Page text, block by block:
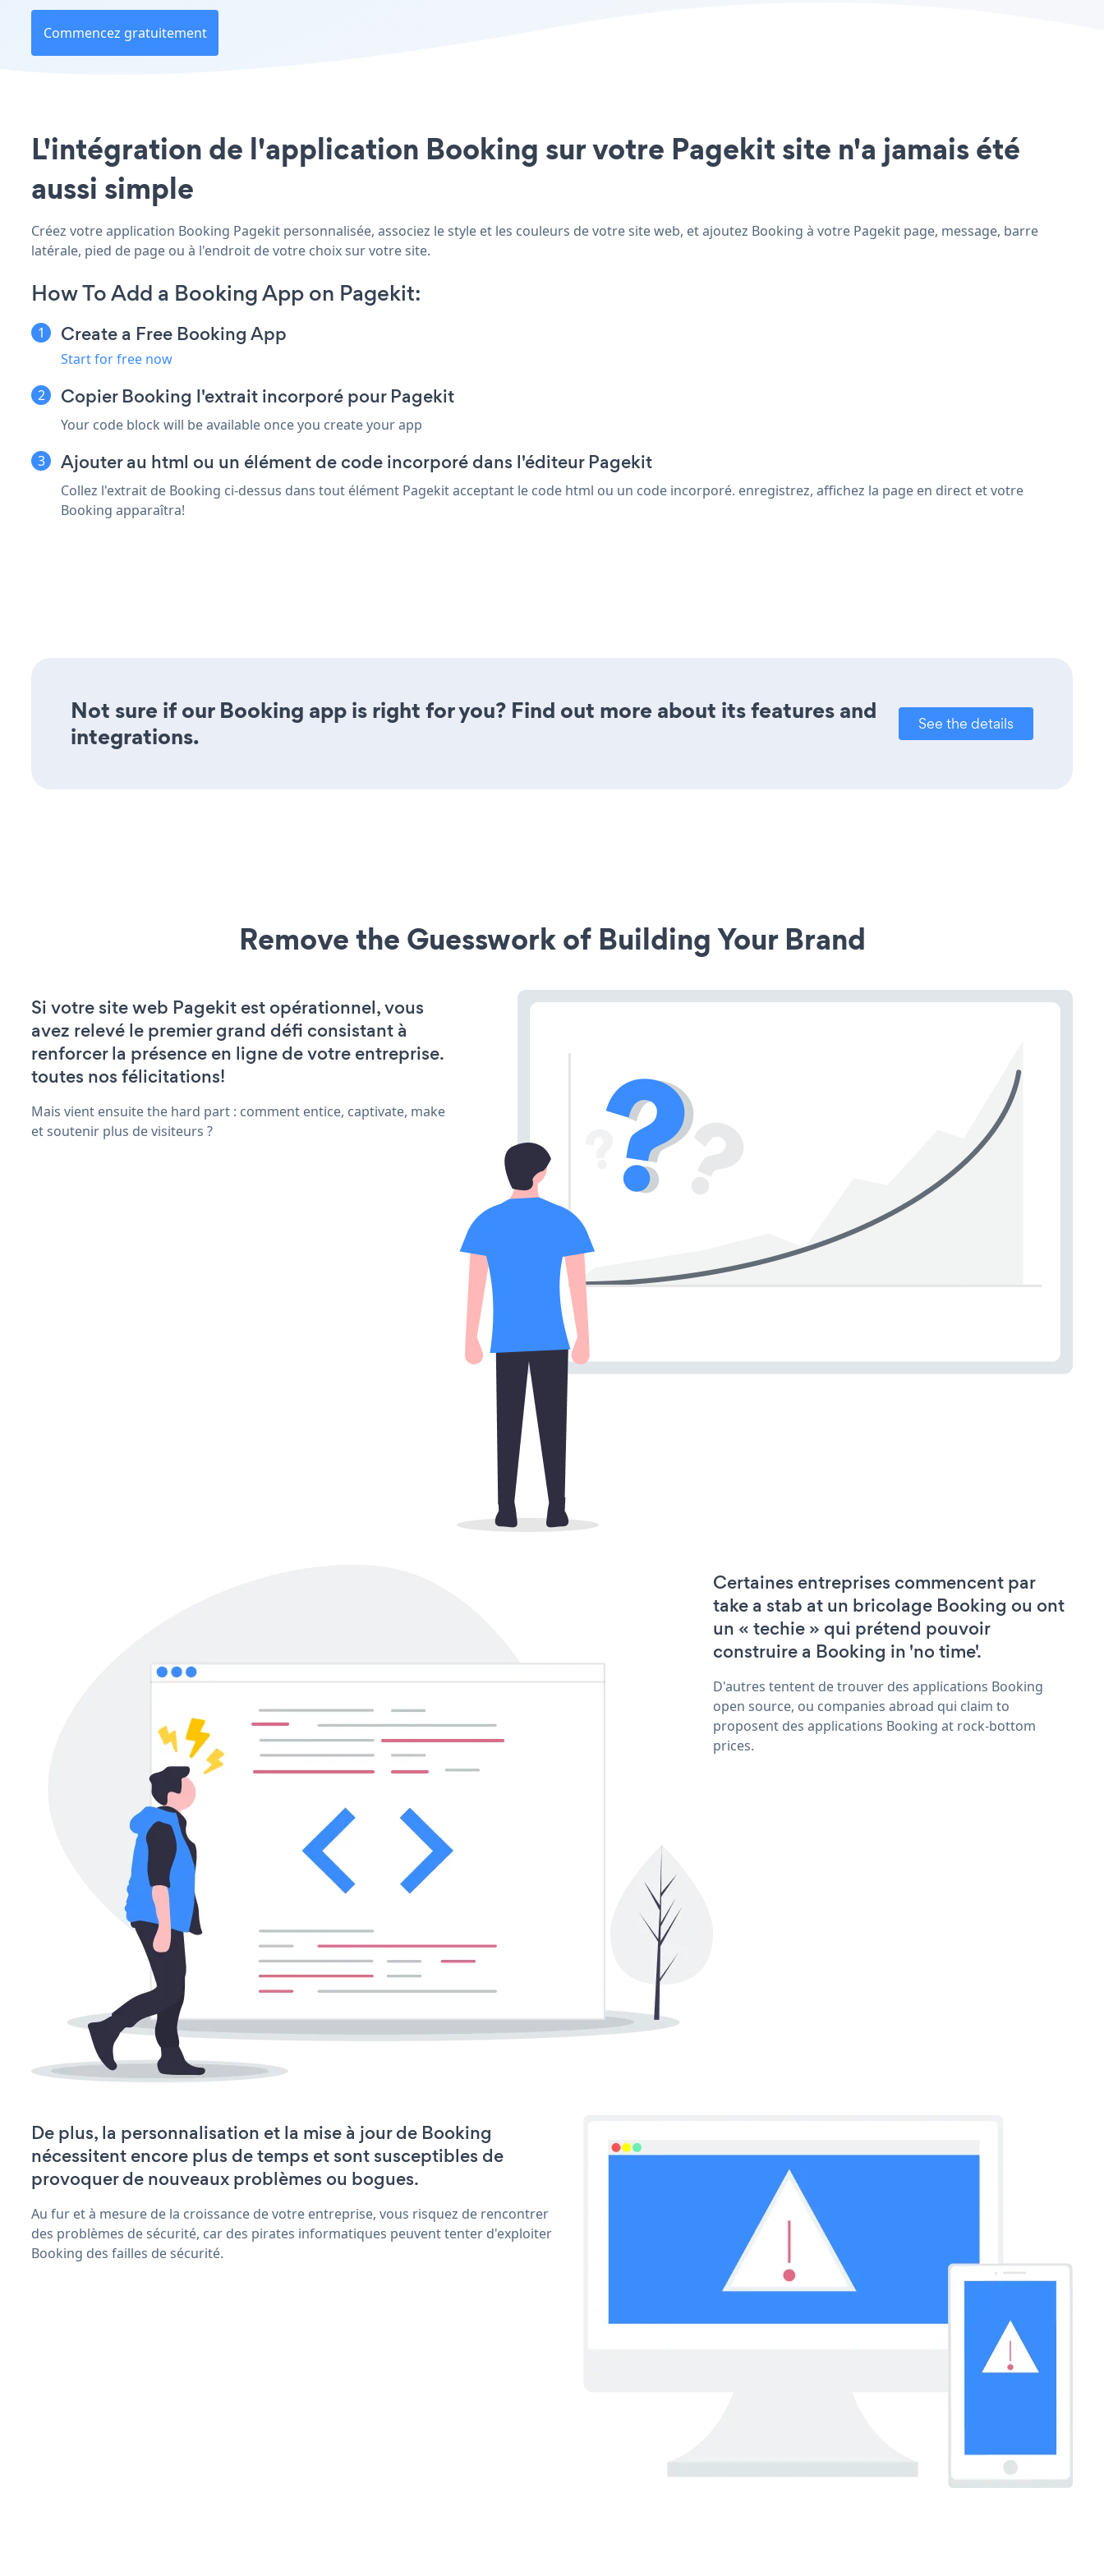
Commencez gratuitement
L'intégration de l'application Booking sur votre Pagekit site n'a jamais été
aussi simple
Créez votre application Booking Pagekit personnalisée, associez le style et les couleurs de votre site web, et ajoutez Booking à votre Pagekit page, message, barre
latérale, pied de page ou à l'endroit de votre choix sur votre site.
How To Add a Booking App on Pagekit:
Create a Free Booking App
Start for free now
Copier Booking l'extrait incorporé pour Pagekit
Your code block will be available once you create your app
Ajouter au html ou un élément de code incorporé dans l'éditeur Pagekit
Collez l'extrait de Booking ci-dessus dans tout élément Pagekit acceptant le code html ou un code incorporé. enregistrez, affichez la page en direct et votre
Booking apparaîtra!
Not sure if our Booking app is right for you? Find out more about its features and
integrations.
See the details
Remove the Guesswork of Building Your Brand
Si votre site web Pagekit est opérationnel, vous
avez relevé le premier grand défi consistant à
renforcer la présence en ligne de votre entreprise.
toutes nos félicitations!
Mais vient ensuite the hard part : comment entice, captivate, make
et soutenir plus de visiteurs ?
Certaines entreprises commencent par
take a stab at un bricolage Booking ou ont
un « techie » qui prétend pouvoir
construire a Booking in 'no time'.
D'autres tentent de trouver des applications Booking
open source, ou companies abroad qui claim to
proposent des applications Booking at rock-bottom
prices.
De plus, la personnalisation et la mise à jour de Booking
nécessitent encore plus de temps et sont susceptibles de
provoquer de nouveaux problèmes ou bogues.
Au fur et à mesure de la croissance de votre entreprise, vous risquez de rencontrer
des problèmes de sécurité, car des pirates informatiques peuvent tenter d'exploiter
Booking des failles de sécurité.